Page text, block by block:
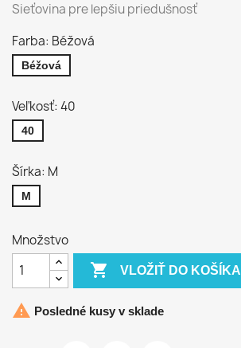
Sieťovina pre lepšiu priedušnosť
Farba: Béžová
Béžová
Veľkosť: 40
40
Šírka: M
M
Množstvo
 VLOŽIŤ DO KOŠÍKA
 Posledné kusy v sklade